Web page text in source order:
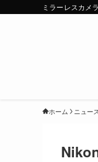
ミラーレスカメ
ホーム ニュース